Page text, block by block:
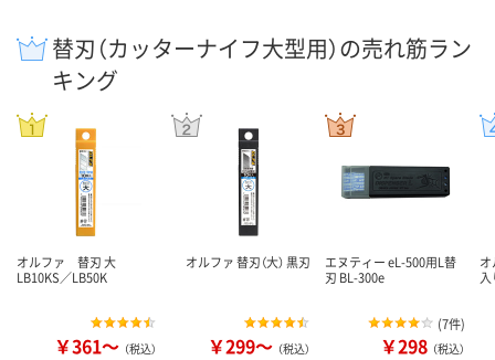
替刃（カッターナイフ大型用）の売れ筋ラン
キング
オルファ 替刃 大
LB10KS／LB50K
￥361～ （税込）
オルファ 替刃（大） 黒刃
￥299～ （税込）
エヌティー eL-500用L替
刃 BL-300e
(7件)
￥298 （税込）